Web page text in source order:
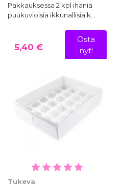
Pakkauksessa 2 kpl ihania
puukuvioisia ikkunallisia k…
5,40 €
Osta
nyt!
Tukeva